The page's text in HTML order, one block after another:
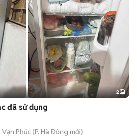
2
đã sử dụng
Phúc (P. Hà Đông mới)